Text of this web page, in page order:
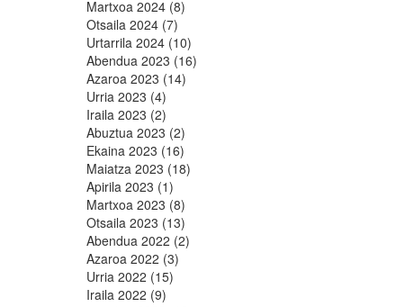
Martxoa 2024 (8)
Otsaila 2024 (7)
Urtarrila 2024 (10)
Abendua 2023 (16)
Azaroa 2023 (14)
Urria 2023 (4)
Iraila 2023 (2)
Abuztua 2023 (2)
Ekaina 2023 (16)
Maiatza 2023 (18)
Apirila 2023 (1)
Martxoa 2023 (8)
Otsaila 2023 (13)
Abendua 2022 (2)
Azaroa 2022 (3)
Urria 2022 (15)
Iraila 2022 (9)